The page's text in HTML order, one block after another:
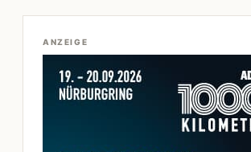
ANZEIGE